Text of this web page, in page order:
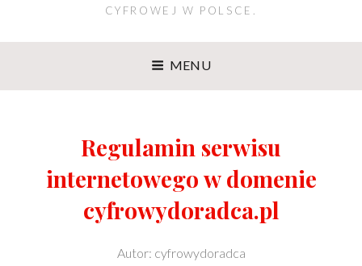
CYFROWEJ W POLSCE.
MENU
Regulamin serwisu
internetowego w domenie
cyfrowydoradca.pl
Autor: cyfrowydoradca